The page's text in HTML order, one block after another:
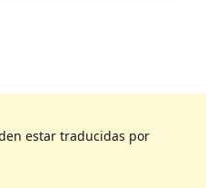
estar traducidas por